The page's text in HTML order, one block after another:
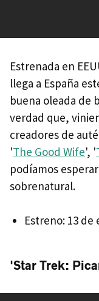
Estrenada en
llega a España
buena oleada de
verdad que,
creadores de
'The Good Wife', '
podíamos
sobrenatural.
Estreno: 13 de
'Star Trek: